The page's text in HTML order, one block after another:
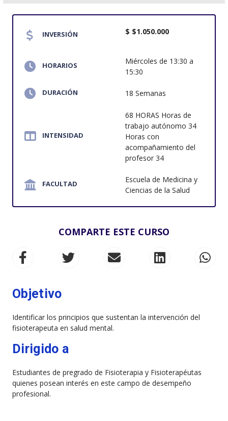
INVERSIÓN $ $1.050.000
HORARIOS
Miércoles de 13:30 a
15:30
DURACIÓN 18 Semanas
INTENSIDAD
68 HORAS Horas de
trabajo autónomo 34
Horas con
acompañamiento del
profesor 34
FACULTAD
Escuela de Medicina y
Ciencias de la Salud
COMPARTE ESTE CURSO
Objetivo
Identificar los principios que sustentan la intervención del
fisioterapeuta en salud mental.
Dirigido a
Estudiantes de pregrado de Fisioterapia y Fisioterapéutas
quienes posean interés en este campo de desempeño
profesional.